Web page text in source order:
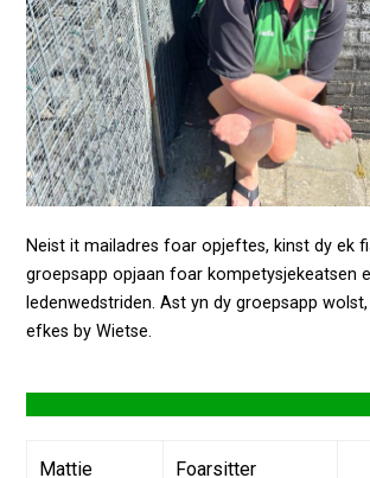
Neist it mailadres foar opjeftes, kinst dy ek
groepsapp opjaan foar kompetysjekeatsen
ledenwedstriden. Ast yn dy groepsapp
efkes by Wietse.
Mattie
Foarsitter